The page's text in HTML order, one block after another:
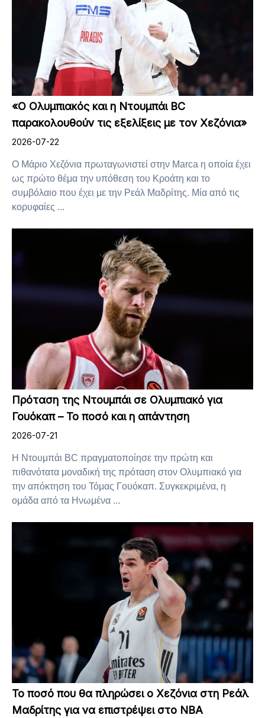
«Ο Ολυμπιακός και η Ντουμπάι BC
παρακολουθούν τις εξελίξεις με τον Χεζόνια»
2026-07-22
Ο Μάριο Χεζόνια πρωταγωνιστεί στην Marca η οποία έχει
ως πρώτο θέμα την υπόθεση του Κροάτη και το
συμβόλαιο που έχει με την Ρεάλ Μαδρίτης. Μία από τις
κορυφαίες ...
Πρόταση της Ντουμπάι σε Ολυμπιακό για
Γουόκαπ – Το ποσό και η απάντηση
2026-07-21
Η Ντουμπάι BC πραγματοποίησε την πρώτη και
πιθανότατα μοναδική της πρόταση στον Ολυμπιακό για
την απόκτηση του Τόμας Γουόκαπ. Συγκεκριμένα, η
ομάδα από τα Ηνωμένα ...
Το ποσό που θα πληρώσει ο Χεζόνια στη Ρεάλ
Μαδρίτης για να επιστρέψει στο NBA